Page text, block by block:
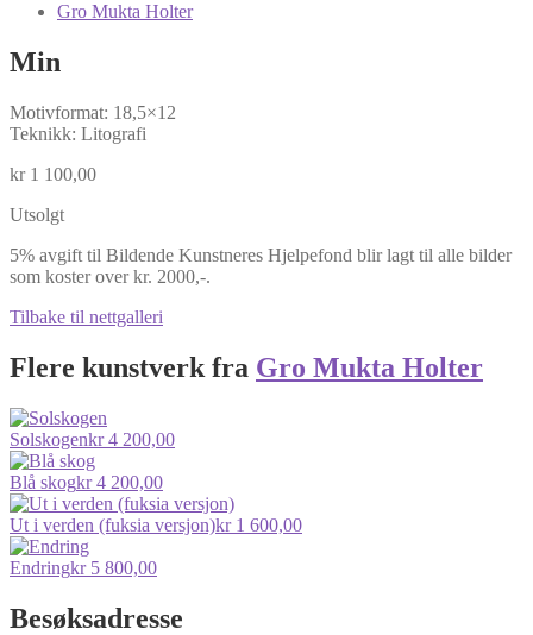
Gro Mukta Holter
Min
Motivformat: 18,5×12
Teknikk: Litografi
kr1 100,00
Utsolgt
5% avgift til Bildende Kunstneres Hjelpefond blir lagt til alle bilder
som koster over kr. 2000,-.
Tilbake til nettgalleri
Flere kunstverk fra Gro Mukta Holter
Solskogenkr4 200,00
Blå skogkr4 200,00
Ut i verden (fuksia versjon)kr1 600,00
Endringkr5 800,00
Besøksadresse